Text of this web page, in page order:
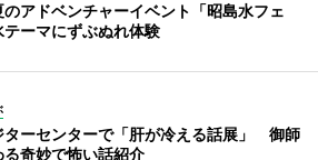
のアドベンチャーイベント「昭島水フェ
ーマにずぶぬれ体験
ターセンターで「肝が冷える話展」 御師
る奇妙で怖い話紹介